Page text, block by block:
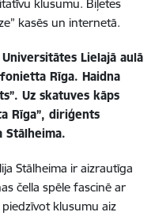
klusumu. Biļetes
kasēs un internetā.
Lielajā aulā
Rīga. Haidna
Uz skatuves kāps
Rīga”, diriģents
Stālheima.
Stālheima ir aizrautīga
čella spēle fascinē ar
klusumu aiz